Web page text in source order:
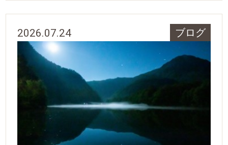
2026.07.24 ブログ